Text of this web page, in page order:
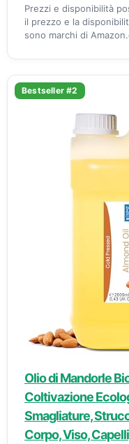
Prezzi e disponibilità
il prezzo e la
sono marchi di
Bestseller #2
Olio di Mandorle
Coltivazione
Smagliature,
Corpo, Viso,